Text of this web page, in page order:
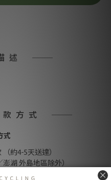
述
方式
式
約4-5天送達）
湖 外島地區除外）